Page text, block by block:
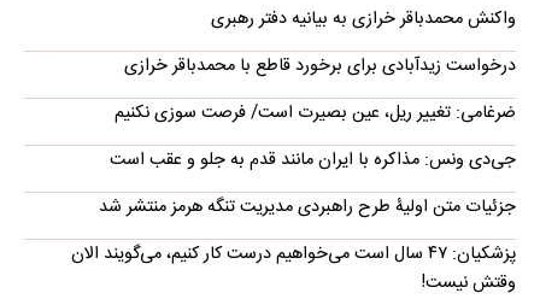
واکنش محمدباقر خرازی به بیانیه دفتر رهبری
درخواست زیدآبادی برای برخورد قاطع با محمدباقر خرازی
ضرغامی: تغییر ریل، عین بصیرت است/ فرصت سوزی نکنیم
جی‌دی ونس: مذاکره با ایران مانند قدم به جلو و عقب است
جزئیات متن اولیۀ طرح راهبردی مدیریت تنگه هرمز منتشر شد
پزشکیان: ۴۷ سال است می‌خواهیم درست کار کنیم، می‌گویند الان
وقتش نیست!